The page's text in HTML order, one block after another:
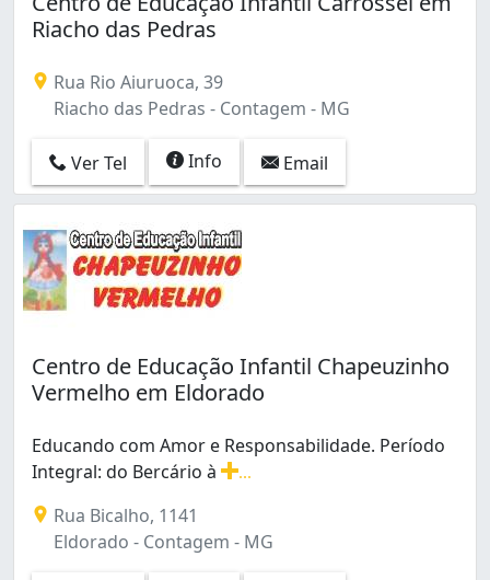
Riacho das Pedras
Rua Rio Aiuruoca, 39
Riacho das Pedras - Contagem - MG
Ver Tel Info Email
Centro de Educação Infantil Chapeuzinho
Vermelho em Eldorado
Educando com Amor e Responsabilidade. Período
Integral: do Bercário à
Rua Bicalho, 1141
Eldorado - Contagem - MG